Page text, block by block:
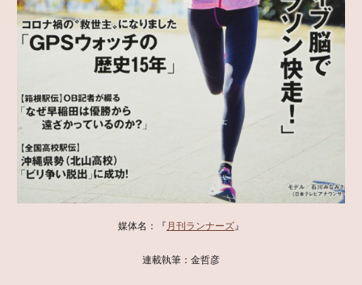
媒体名：『 月刊ランナーズ』
連載執筆：金哲彦